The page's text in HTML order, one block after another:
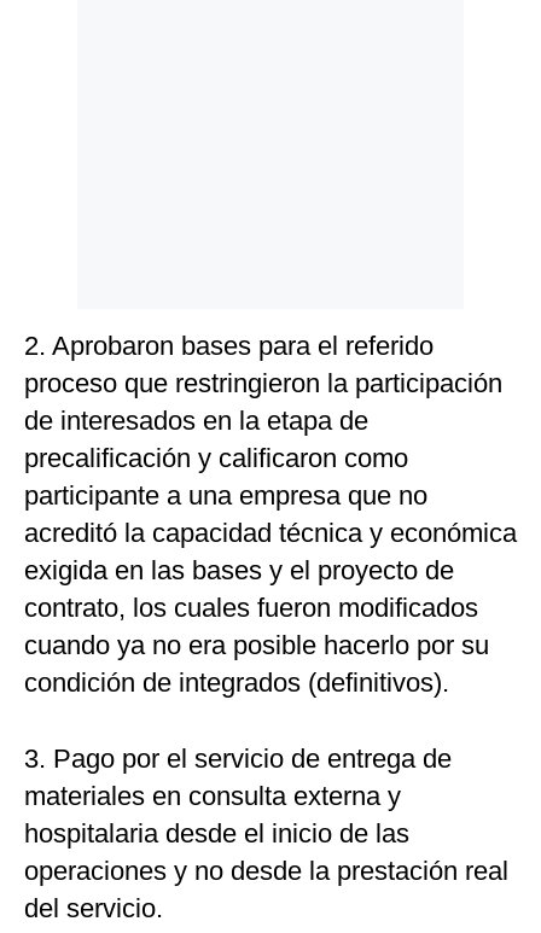
2. Aprobaron bases para el referido
proceso que restringieron la participación
de interesados en la etapa de
precalificación y calificaron como
participante a una empresa que no
acreditó la capacidad técnica y económica
exigida en las bases y el proyecto de
contrato, los cuales fueron modificados
cuando ya no era posible hacerlo por su
condición de integrados (definitivos).
3. Pago por el servicio de entrega de
materiales en consulta externa y
hospitalaria desde el inicio de las
operaciones y no desde la prestación real
del servicio.